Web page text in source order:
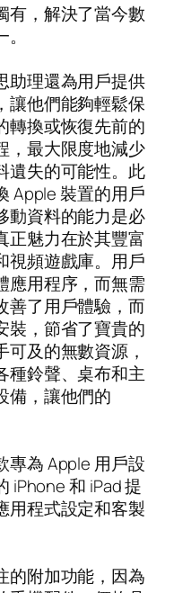
有，解決了當今數
助理還為用戶提供
讓他們能夠輕鬆保
轉換或恢復先前的
，最大限度地減少
遺失的可能性。此
Apple 裝置的用戶
動資料的能力是必
正魅力在於其豐富
視頻遊戲庫。用戶
應用程序，而無需
善了用戶體驗，而
裝，節省了寶貴的
及的無數資源，
種鈴聲、桌布和主
備，讓他們的
專為 Apple 用戶設
iPhone 和 iPad 提
用程式設定和客製
的附加功能，因為